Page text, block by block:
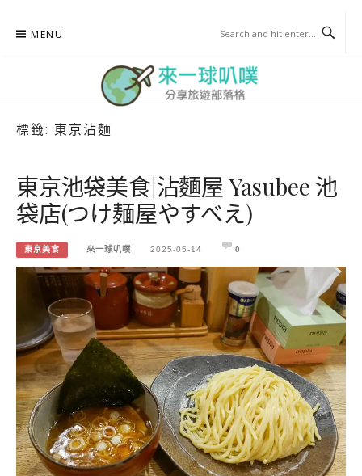
MENU
標籤: 東京沾麵
東京池袋美食|沾麵屋 Yasubee 池
袋店(つけ麺屋やすべえ)
東京美食 來一球叭噗 2025-05-14 0